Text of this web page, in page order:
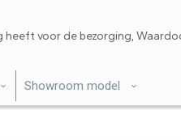
voor de bezorging,
Showroom model